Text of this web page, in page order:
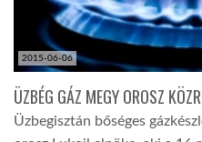
2015-06-06
ÜZBÉG GÁZ MEGY OROSZ
Üzbegisztán bőséges